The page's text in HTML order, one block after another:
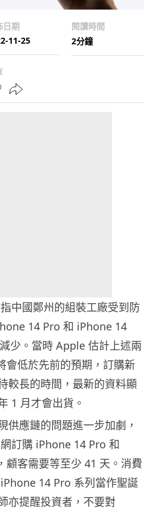
日期
11-25
閱讀時間
2分鐘
中國鄭州的組裝工廠受到防
14 Pro 和 iPhone 14
少。當時 Apple 估計上述兩
會低於先前的預期，訂購新
較長的時間，最新的資料顯
1 月才會出貨。
供應鏈的問題進一步加劇，
訂購 iPhone 14 Pro 和
客需要等至少 41 天。消費
14 Pro 系列當作聖誕
亦提醒投資者，不要對